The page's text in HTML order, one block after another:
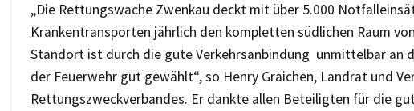
„Die Rettungswache Zwenkau deckt mit über 5.000
Krankentransporten jährlich den kompletten südlichen Raum
Standort ist durch die gute Verkehrsanbindung unmittelbar an
der Feuerwehr gut gewählt“, so Henry Graichen, Landrat und
Rettungszweckverbandes. Er dankte allen Beteiligten für die